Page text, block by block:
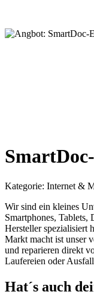
Kategorie: Internet &
Wir sind ein kleines
Smartphones, Tablets,
Hersteller spezialisiert
Markt macht ist unser
und reparieren direkt
Laufereien oder
Hat´s auch